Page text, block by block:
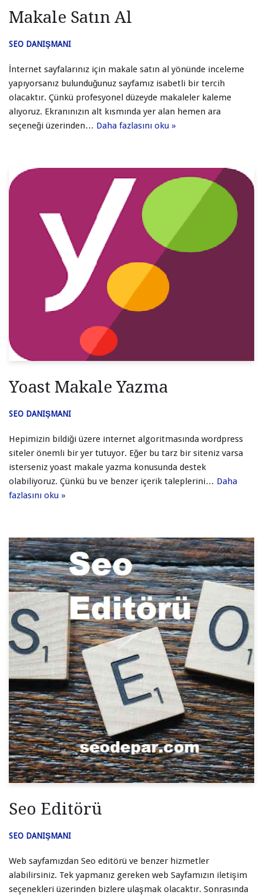
Makale Satın Al
SEO DANIŞMANI
İnternet sayfalarınız için makale satın al yönünde inceleme
yapıyorsanız bulunduğunuz sayfamız isabetli bir tercih
olacaktır. Çünkü profesyonel düzeyde makaleler kaleme
alıyoruz. Ekranınızın alt kısmında yer alan hemen ara
seçeneği üzerinden… Daha fazlasını oku »
Yoast Makale Yazma
SEO DANIŞMANI
Hepimizin bildiği üzere internet algoritmasında wordpress
siteler önemli bir yer tutuyor. Eğer bu tarz bir siteniz varsa
isterseniz yoast makale yazma konusunda destek
olabiliyoruz. Çünkü bu ve benzer içerik taleplerini… Daha
fazlasını oku »
Seo Editörü
SEO DANIŞMANI
Web sayfamızdan Seo editörü ve benzer hizmetler
alabilirsiniz. Tek yapmanız gereken web Sayfamızın iletişim
seçenekleri üzerinden bizlere ulaşmak olacaktır. Sonrasında